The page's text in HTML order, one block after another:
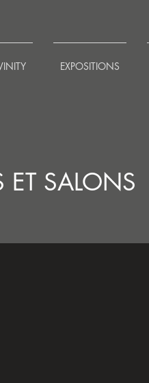
EXPOSITIONS
ET SALONS